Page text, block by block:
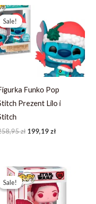
Sale!
Sale!
Funko Pop
Prezent Lilo i
zł
Pierwotna
wynosiła:
258,95 zł.
199,19zł
wynosi:
199,19 zł.
Sale!
Sale!
Pierwotna
cena
wynosiła:
93,79 zł.
Aktualna
cena
wynosi:
66,99 zł.